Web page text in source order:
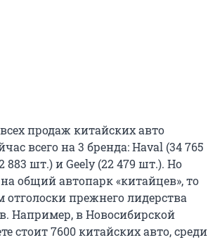
продаж китайских авто
всего на 3 бренда: Haval (34 765
883 шт.) и Geely (22 479 шт.). Но
общий автопарк «китайцев», то
прежнего лидерства
Например, в Новосибирской
стоит 7600 китайских авто, среди